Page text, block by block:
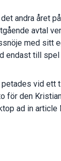
andra året
avtal
med sitt
endast till spel
vid ett
för den
ad in